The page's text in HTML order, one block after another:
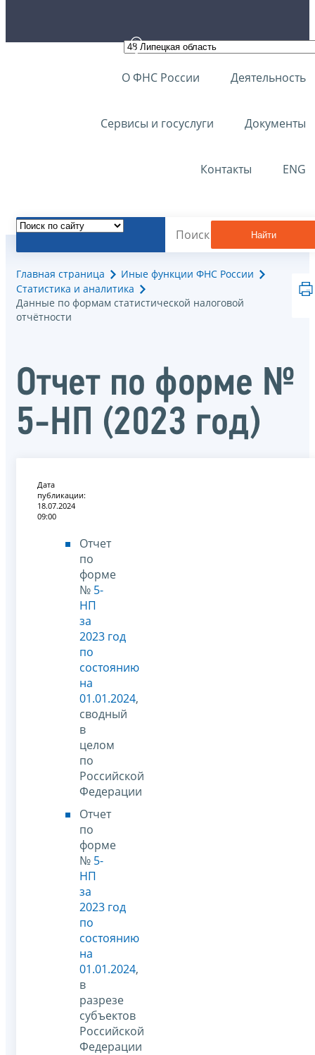
О ФНС России Деятельность
Сервисы и госуслуги Документы
Контакты ENG
Найти
Главная страница
Иные функции ФНС России
Статистика и аналитика
Данные по формам статистической налоговой
отчётности
Отчет по форме №
5-НП (2023 год)
Дата
публикации:
18.07.2024
09:00
Отчет
по
форме
№ 5-
НП
за
2023 год
по
состоянию
на
01.01.2024,
сводный
в
целом
по
Российской
Федерации
Отчет
по
форме
№ 5-
НП
за
2023 год
по
состоянию
на
01.01.2024,
в
разрезе
субъектов
Российской
Федерации